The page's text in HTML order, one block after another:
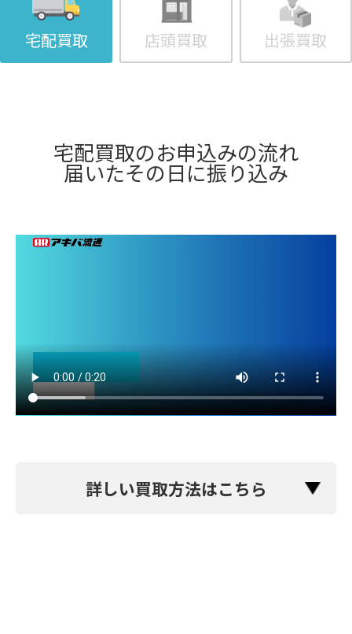
宅配買取 店頭買取 出張買取
宅配買取のお申込みの流れ
届いたその日に振り込み
詳しい買取方法はこちら